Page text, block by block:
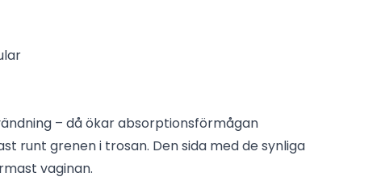
– då ökar absorptionsförmågan
runt grenen i trosan. Den sida med de synliga
vaginan.